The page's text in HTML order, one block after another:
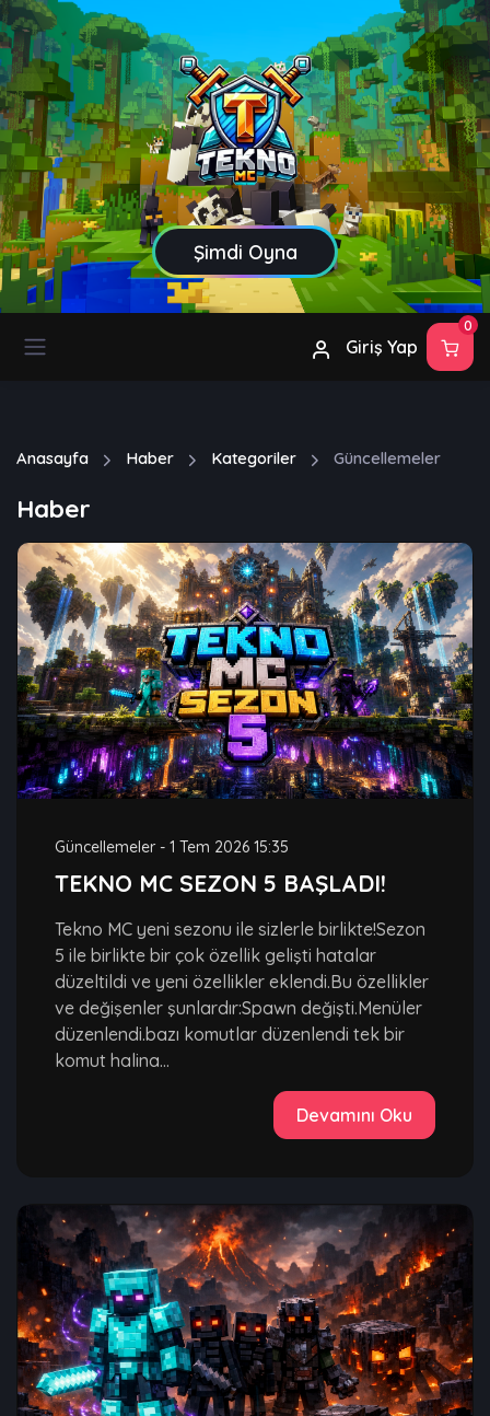
Şimdi Oyna
Giriş Yap
0
Anasayfa Haber Kategoriler Güncellemeler
Haber
Güncellemeler - 1 Tem 2026 15:35
TEKNO MC SEZON 5 BAŞLADI!
Tekno MC yeni sezonu ile sizlerle birlikte!Sezon
5 ile birlikte bir çok özellik gelişti hatalar
düzeltildi ve yeni özellikler eklendi.Bu özellikler
ve değişenler şunlardır:Spawn değişti.Menüler
düzenlendi.bazı komutlar düzenlendi tek bir
komut halina...
Devamını Oku